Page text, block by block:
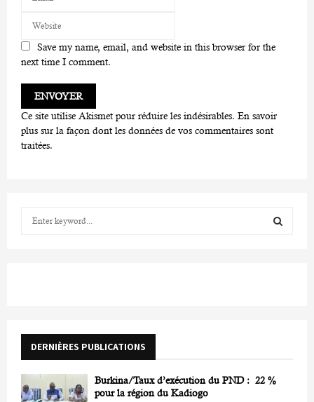
Save my name, email, and website in this browser for the
next time I comment.
Ce site utilise Akismet pour réduire les indésirables. En savoir
plus sur la façon dont les données de vos commentaires sont
traitées.
r
DERNIÈRES PUBLICATIONS
Burkina/Taux d’exécution du PND : 22 %
pour la région du Kadiogo